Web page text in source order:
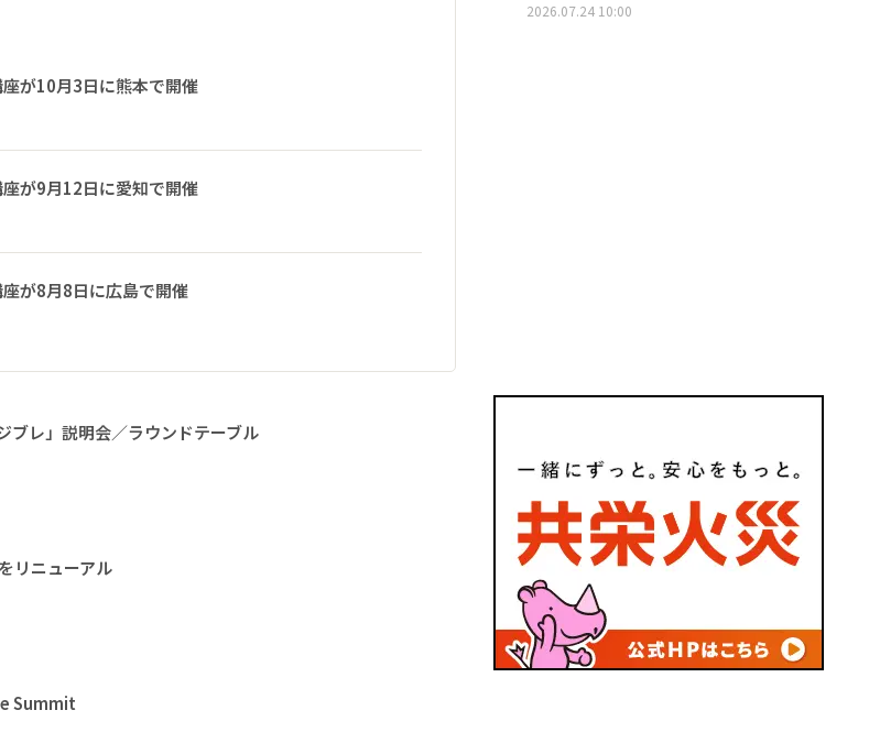
が10月3日に熊本で開催
が9月12日に愛知で開催
が8月8日に広島で開催
レ」説明会／ラウンドテーブル
リニューアル
Summit
2026.07.24 10:00